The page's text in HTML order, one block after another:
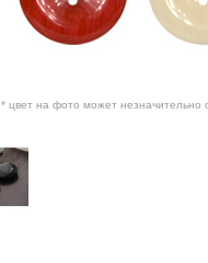
* цвет на фото может незначительно